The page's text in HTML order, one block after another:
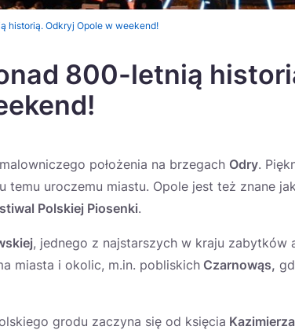
historią. Odkryj Opole w weekend!
800-letnią
położenia na brzegach Odry.
temu uroczemu miastu. Opole jest też znane
Polskiej Piosenki.
, jednego z najstarszych w kraju zabytków
miasta i okolic, m.in. pobliskich Czarnowąs,
grodu zaczyna się od księcia